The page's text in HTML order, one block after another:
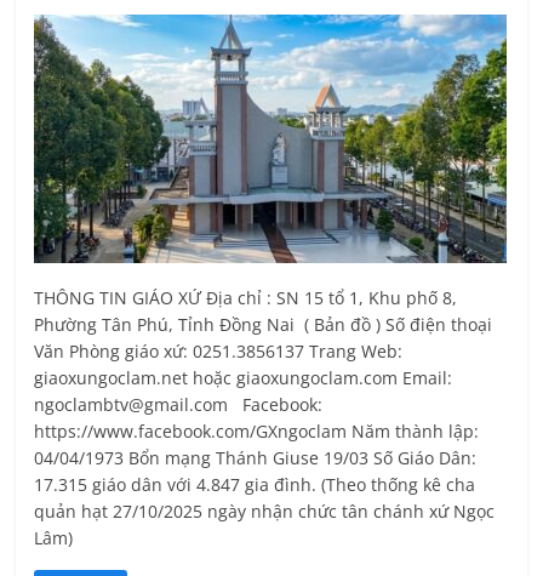
THÔNG TIN GIÁO XỨ Địa chỉ : SN 15 tổ 1, Khu phố 8,
Phường Tân Phú, Tỉnh Ðồng Nai ( Bản đồ ) Số điện thoại
Văn Phòng giáo xứ: 0251.3856137 Trang Web:
giaoxungoclam.net hoặc giaoxungoclam.com Email:
ngoclambtv@gmail.com Facebook:
https://www.facebook.com/GXngoclam Năm thành lập:
04/04/1973 Bổn mạng Thánh Giuse 19/03 Số Giáo Dân:
17.315 giáo dân với 4.847 gia đình. (Theo thống kê cha
quản hạt 27/10/2025 ngày nhận chức tân chánh xứ Ngọc
Lâm)